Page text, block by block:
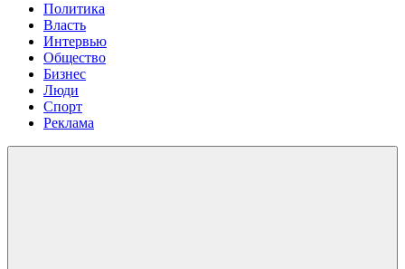
Политика
Власть
Интервью
Общество
Бизнес
Люди
Спорт
Реклама